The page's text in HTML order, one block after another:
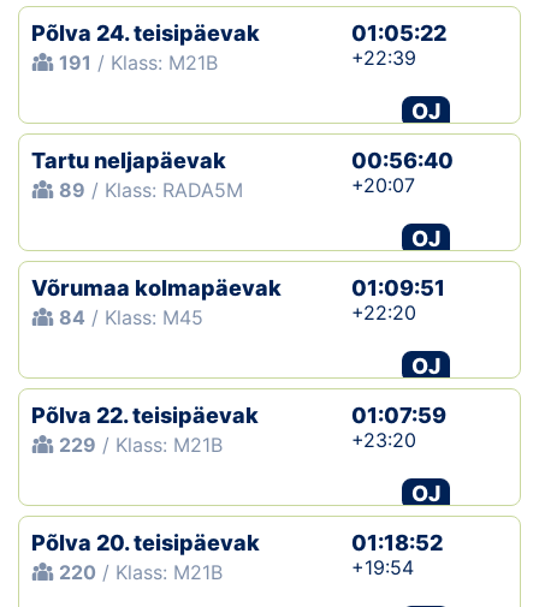
Põlva 24. teisipäevak
191 / Klass: M21B
01:05:22
+22:39
OJ
Tartu neljapäevak
89 / Klass: RADA5M
00:56:40
+20:07
OJ
Võrumaa kolmapäevak
84 / Klass: M45
01:09:51
+22:20
OJ
Põlva 22. teisipäevak
229 / Klass: M21B
01:07:59
+23:20
OJ
Põlva 20. teisipäevak
220 / Klass: M21B
01:18:52
+19:54